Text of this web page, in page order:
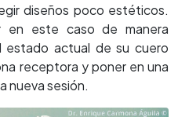
diseños poco estéticos.
en este caso de manera
estado actual de su cuero
receptora y poner en una
nueva sesión.